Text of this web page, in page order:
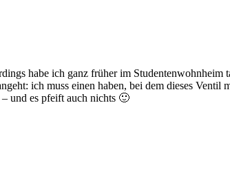
habe ich ganz früher im
ich muss einen haben, bei dem dieses
und es pfeift auch nichts 🙂